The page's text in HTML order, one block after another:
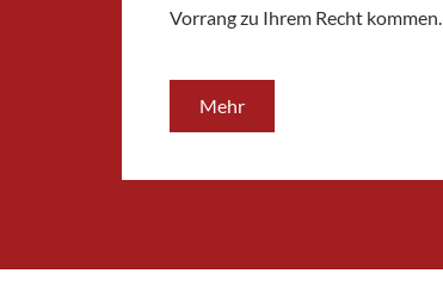
Vorrang zu Ihrem Recht kommen.
Mehr